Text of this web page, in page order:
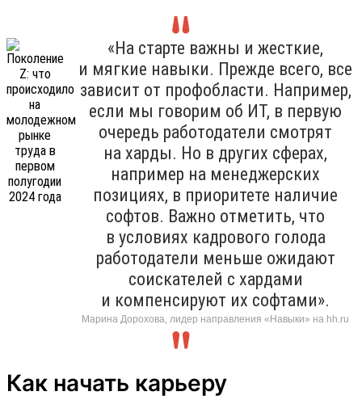
«На старте важны и жесткие,
и мягкие навыки. Прежде всего, все
зависит от профобласти. Например,
если мы говорим об ИТ, в первую
очередь работодатели смотрят
на харды. Но в других сферах,
например на менеджерских
позициях, в приоритете наличие
софтов. Важно отметить, что
в условиях кадрового голода
работодатели меньше ожидают
соискателей с хардами
и компенсируют их софтами».
Марина Дорохова, лидер направления «Навыки» на hh.ru
Как начать карьеру